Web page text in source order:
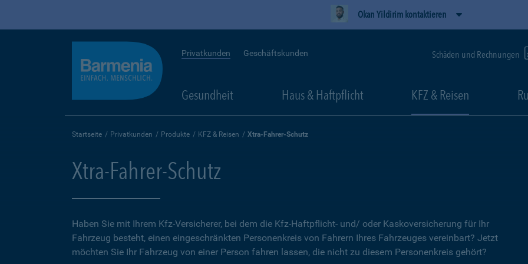
Okan Yildirim kontaktieren
Privatkunden Geschäftskunden Schäden und Rechnungen
Gesundheit Haus & Haftpflicht KFZ & Reisen
Startseite Privatkunden Produkte KFZ & Reisen Xtra-Fahrer-Schutz
Xtra-Fahrer-Schutz
Haben Sie mit Ihrem Kfz-Versicherer, bei dem die Kfz-Haftpflicht- und/ oder Kaskoversicherung für Ihr
Fahrzeug besteht, einen eingeschränkten Personenkreis von Fahrern Ihres Fahrzeuges vereinbart? Jetzt
möchten Sie Ihr Fahrzeug von einer Person fahren lassen, die nicht zu diesem Personenkreis gehört?